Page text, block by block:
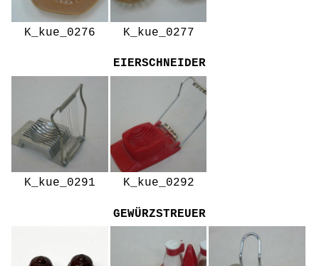
K_kue_0276 K_kue_0277
EIERSCHNEIDER
K_kue_0291 K_kue_0292
GEWÜRZSTREUER